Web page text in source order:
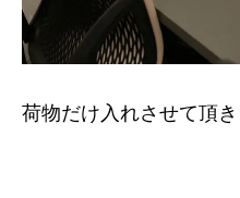
荷物だけ入れさせて頂